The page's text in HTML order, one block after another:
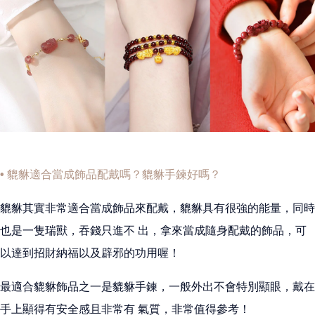
• 貔貅適合當成飾品配戴嗎？貔貅手鍊好嗎？
貔貅其實非常適合當成飾品來配戴，貔貅具有很強的能量，同時
也是一隻瑞獸，吞錢只進不 出，拿來當成隨身配戴的飾品，可
以達到招財納福以及辟邪的功用喔！
最適合貔貅飾品之一是貔貅手鍊，一般外出不會特別顯眼，戴在
手上顯得有安全感且非常有 氣質，非常值得參考！